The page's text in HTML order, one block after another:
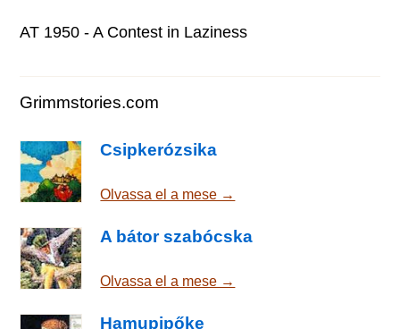
AT 1950 - A Contest in Laziness
Grimmstories.com
Csipkerózsika
Olvassa el a mese →
A bátor szabócska
Olvassa el a mese →
Hamupipőke